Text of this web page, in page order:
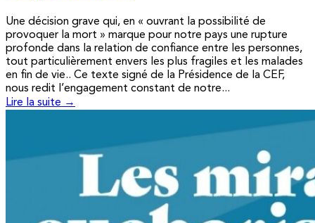
Une décision grave qui, en « ouvrant la possibilité de
provoquer la mort » marque pour notre pays une rupture
profonde dans la relation de confiance entre les personnes,
tout particulièrement envers les plus fragiles et les malades
en fin de vie.. Ce texte signé de la Présidence de la CEF,
nous redit l’engagement constant de notre...
Lire la suite →